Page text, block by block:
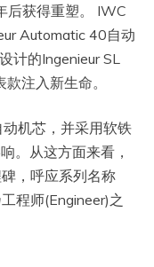
后获得重塑。 IWC
Automatic 40自动
计的Ingenieur SL
注入新生命。
机芯，并采用软铁
。从这方面来看，
，呼应系列名称
程师(Engineer)之